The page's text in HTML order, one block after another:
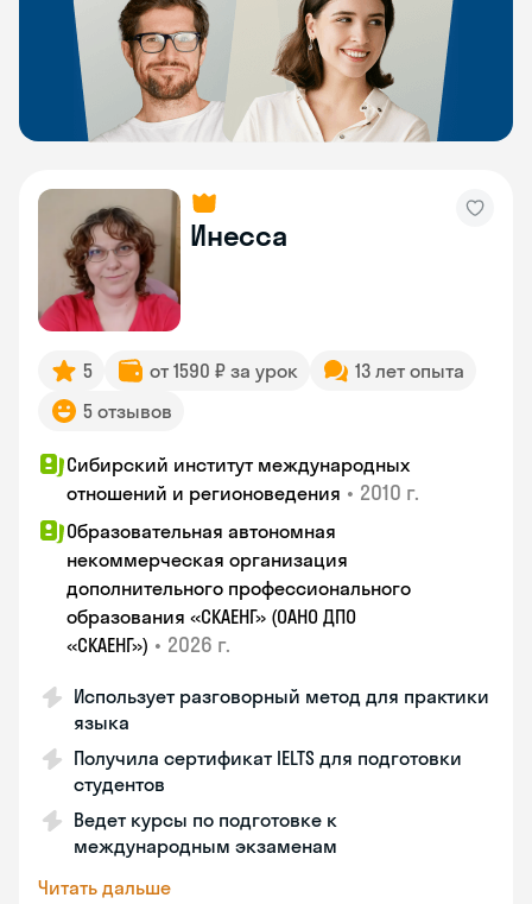
Инесса
5 от 1590 ₽ за урок
13 лет опыта
5 отзывов
Сибирский институт международных
отношений и регионоведения • 2010 г.
Образовательная автономная
некоммерческая организация
дополнительного профессионального
образования «СКАЕНГ» (ОАНО ДПО
«СКАЕНГ») • 2026 г.
Использует разговорный метод для практики
языка
Получила сертификат IELTS для подготовки
студентов
Ведет курсы по подготовке к
международным экзаменам
Читать дальше